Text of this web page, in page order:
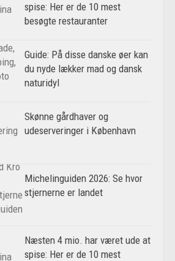
spise: Her er de 10 mest
besøgte restauranter
Guide: På disse danske øer kan
du nyde lækker mad og dansk
naturidyl
Skønne gårdhaver og
udeserveringer i København
Michelinguiden 2026: Se hvor
stjernerne er landet
Næsten 4 mio. har været ude at
spise: Her er de 10 mest